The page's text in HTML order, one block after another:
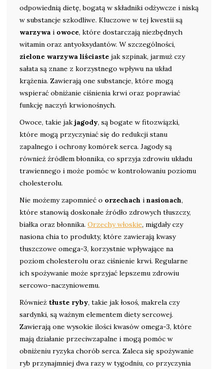
odpowiednią dietę, bogatą w składniki odżywcze i niską
w substancje szkodliwe. Kluczowe w tej kwestii są
warzywa i owoce, które dostarczają niezbędnych
witamin oraz antyoksydantów. W szczególności,
zielone warzywa liściaste jak szpinak, jarmuż czy
sałata są znane z korzystnego wpływu na układ
krążenia. Zawierają one substancje, które mogą
wspierać obniżanie ciśnienia krwi oraz poprawiać
funkcję naczyń krwionośnych.
Owoce, takie jak jagody, są bogate w fitozwiązki,
które mogą przyczyniać się do redukcji stanu
zapalnego i ochrony komórek serca. Jagody są
również źródłem błonnika, co sprzyja zdrowiu układu
trawiennego i może pomóc w kontrolowaniu poziomu
cholesterolu.
Nie możemy zapomnieć o orzechach i nasionach,
które stanowią doskonałe źródło zdrowych tłuszczy,
białka oraz błonnika. Orzechy włoskie, migdały czy
nasiona chia to produkty, które zawierają kwasy
tłuszczowe omega-3, korzystnie wpływające na
poziom cholesterolu oraz ciśnienie krwi. Regularne
ich spożywanie może sprzyjać lepszemu zdrowiu
sercowo-naczyniowemu.
Również tłuste ryby, takie jak łosoś, makrela czy
sardynki, są ważnym elementem diety sercowej.
Zawierają one wysokie ilości kwasów omega-3, które
mają działanie przeciwzapalne i mogą pomóc w
obniżeniu ryzyka chorób serca. Zaleca się spożywanie
ryb przynajmniej dwa razy w tygodniu, co przyczynia